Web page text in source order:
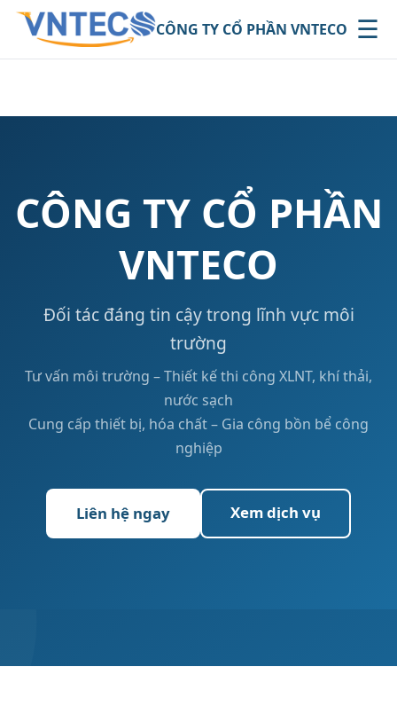
CÔNG TY CỔ PHẦN VNTECO ☰
CÔNG TY CỔ PHẦN
VNTECO
Đối tác đáng tin cậy trong lĩnh vực môi
trường
Tư vấn môi trường – Thiết kế thi công XLNT, khí thải,
nước sạch
Cung cấp thiết bị, hóa chất – Gia công bồn bể công
nghiệp
Liên hệ ngay Xem dịch vụ